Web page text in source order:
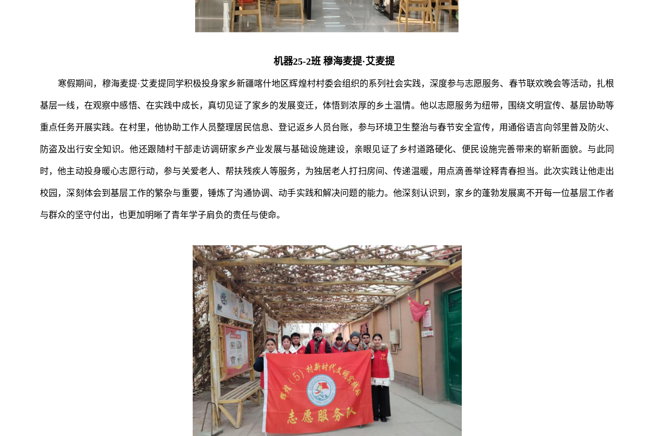
机器25-2班 穆海麦提·艾麦提
寒假期间，穆海麦提·艾麦提同学积极投身家乡新疆喀什地区辉煌村村委会组织的系列社会实践，深度参与志愿服务、春节联欢晚会等活动，扎根
基层一线，在观察中感悟、在实践中成长，真切见证了家乡的发展变迁，体悟到浓厚的乡土温情。他以志愿服务为纽带，围绕文明宣传、基层协助等
重点任务开展实践。在村里，他协助工作人员整理居民信息、登记返乡人员台账，参与环境卫生整治与春节安全宣传，用通俗语言向邻里普及防火、
防盗及出行安全知识。他还跟随村干部走访调研家乡产业发展与基础设施建设，亲眼见证了乡村道路硬化、便民设施完善带来的崭新面貌。与此同
时，他主动投身暖心志愿行动，参与关爱老人、帮扶残疾人等服务，为独居老人打扫房间、传递温暖，用点滴善举诠释青春担当。此次实践让他走出
校园，深刻体会到基层工作的繁杂与重要，锤炼了沟通协调、动手实践和解决问题的能力。他深刻认识到，家乡的蓬勃发展离不开每一位基层工作者
与群众的坚守付出，也更加明晰了青年学子肩负的责任与使命。